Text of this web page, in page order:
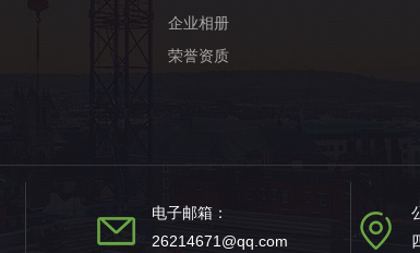
企业相册
荣誉资质
电子邮箱：
26214671@qq.com